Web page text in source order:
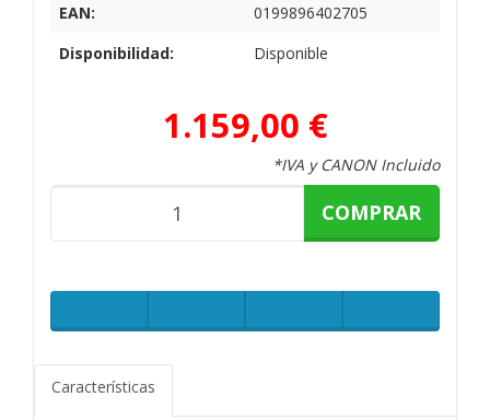
EAN:
0199896402705
Disponibilidad:
Disponible
1.159,00 €
*IVA y CANON Incluido
COMPRAR
Características